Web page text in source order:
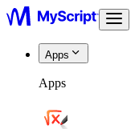
Apps
Apps